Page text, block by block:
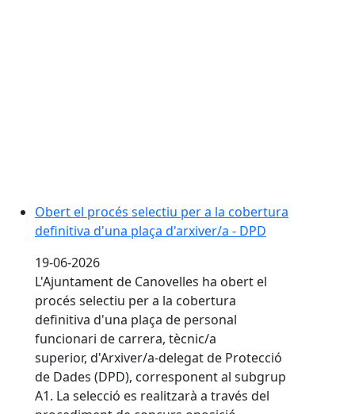
Obert el procés selectiu per a la cobertura
definitiva d'una plaça d'arxiver/a - DPD
19-06-2026
L'Ajuntament de Canovelles ha obert el
procés selectiu per a la cobertura
definitiva d'una plaça de personal
funcionari de carrera, tècnic/a
superior, d'Arxiver/a-delegat de Protecció
de Dades (DPD), corresponent al subgrup
A1. La selecció es realitzarà a través del